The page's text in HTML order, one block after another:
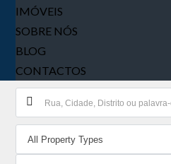
IMÓVEIS
SOBRE NÓS
BLOG
CONTACTOS